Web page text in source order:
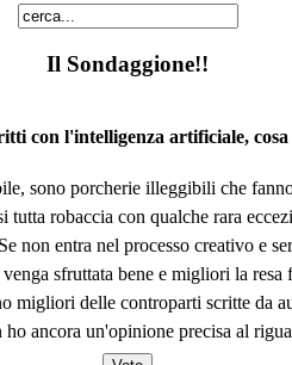
Il Sondaggione!!
con l'intelligenza artificiale, cosa
sono porcherie illeggibili che
tutta robaccia con qualche rara
non entra nel processo creativo e
sfruttata bene e migliori la resa
migliori delle controparti scritte da
ho ancora un'opinione precisa al